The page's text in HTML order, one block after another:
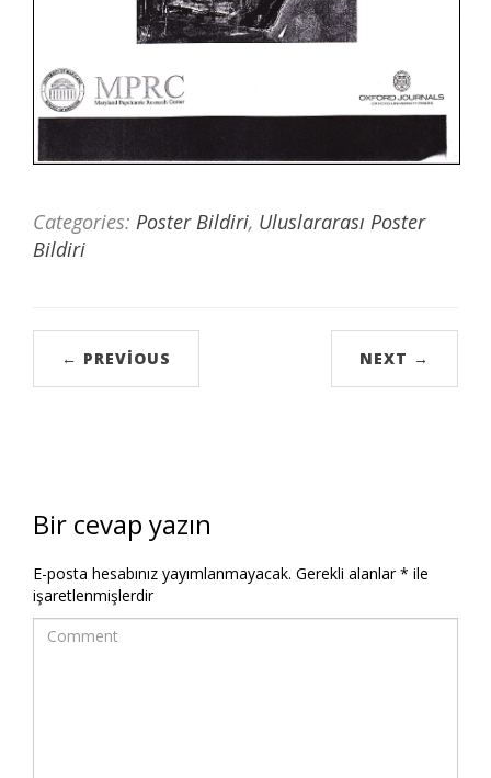
Categories: Poster Bildiri, Uluslararası Poster
Bildiri
← PREVIOUS NEXT →
Bir cevap yazın
E-posta hesabınız yayımlanmayacak. Gerekli alanlar* ile
işaretlenmişlerdir